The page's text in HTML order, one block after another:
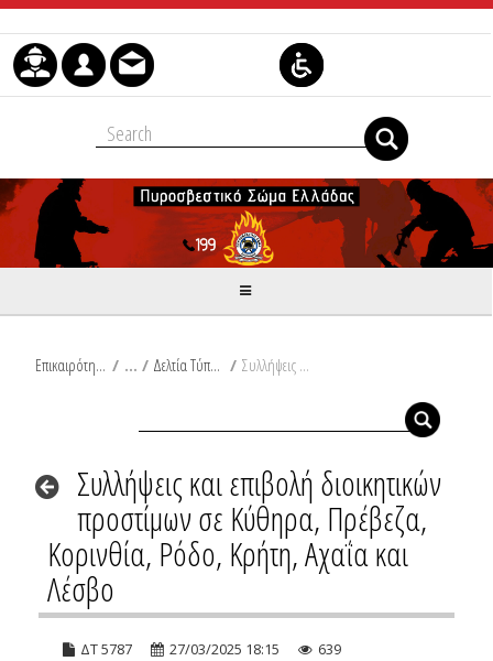
Skip to Content
Επικαιρότητα / Δελτία Τύπου / Συλλήψεις και επιβολή διοικητικών προστίμων σε Κύθηρα, Πρέβεζα, Κορινθία, Ρόδο, Κρήτη, Αχαΐα και Λέσβο
Συλλήψεις και επιβολή διοικητικών
προστίμων σε Κύθηρα, Πρέβεζα,
Κορινθία, Ρόδο, Κρήτη, Αχαΐα και
Λέσβο
ΔΤ 5787 27/03/2025 18:15 639